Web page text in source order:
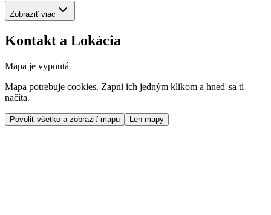
Zobraziť viac
Kontakt a Lokácia
Mapa je vypnutá
Mapa potrebuje cookies. Zapni ich jedným klikom a hneď sa ti
načíta.
Povoliť všetko a zobraziť mapu Len mapy